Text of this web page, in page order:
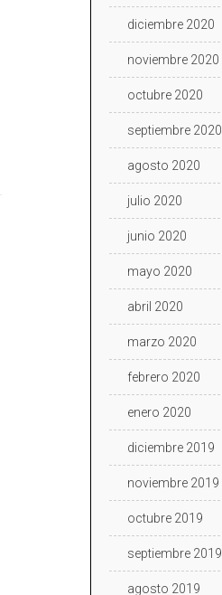
diciembre 2020
noviembre 2020
octubre 2020
septiembre 2020
agosto 2020
julio 2020
junio 2020
mayo 2020
abril 2020
marzo 2020
febrero 2020
enero 2020
diciembre 2019
noviembre 2019
octubre 2019
septiembre 2019
agosto 2019